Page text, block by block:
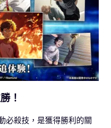
！
必殺技，是獲得勝利的關